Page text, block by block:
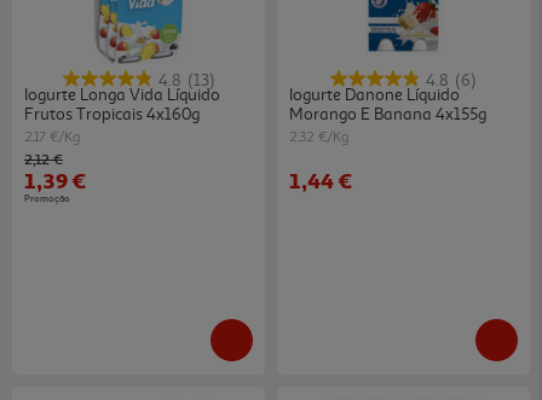
4.8 (13)
Iogurte Longa Vida Líquido
Frutos Tropicais 4x160g
2.17 €/Kg
Price reduced from
2,12 €to
1,39 €
Promoção
4.8 (6)
Iogurte Danone Líquido
Morango E Banana 4x155g
2.32 €/Kg
1,44 €